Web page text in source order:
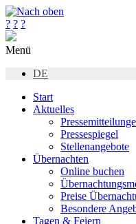
? ? ?
Menü
DE
Start
Aktuelles
Pressespiegel
Stellenangebote
Übernachten
Online buchen
Preise
Besondere
Tagen & Feiern